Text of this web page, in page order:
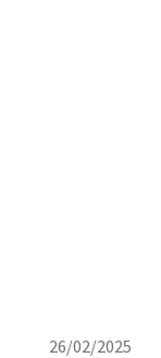
26/02/2025